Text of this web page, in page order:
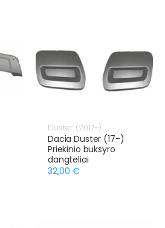
Duster (2017-)
Dacia Duster (17-)
Priekinio buksyro
dangteliai
32,00 €